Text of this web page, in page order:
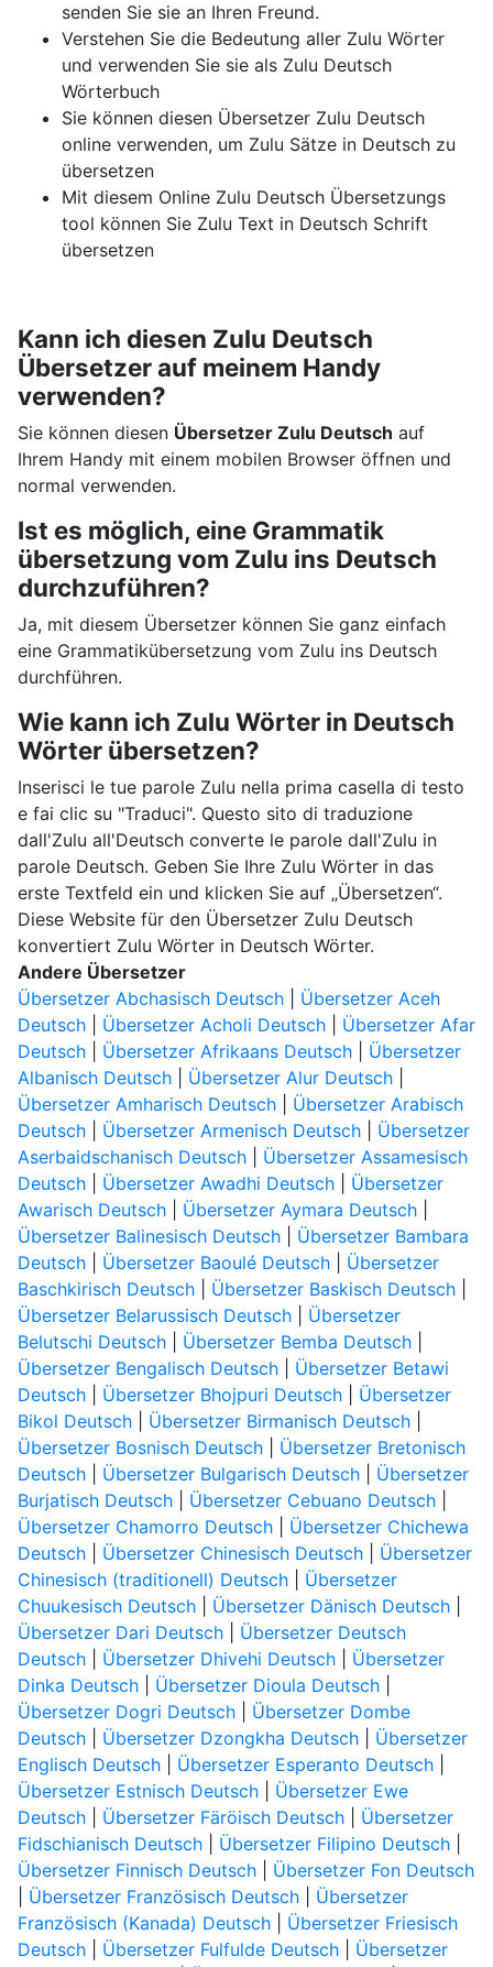
senden Sie sie an Ihren Freund.
Verstehen Sie die Bedeutung aller Zulu Wörter
und verwenden Sie sie als Zulu Deutsch
Wörterbuch
Sie können diesen Übersetzer Zulu Deutsch
online verwenden, um Zulu Sätze in Deutsch zu
übersetzen
Mit diesem Online Zulu Deutsch Übersetzungs
tool können Sie Zulu Text in Deutsch Schrift
übersetzen
Kann ich diesen Zulu Deutsch
Übersetzer auf meinem Handy
verwenden?
Sie können diesen Übersetzer Zulu Deutsch auf
Ihrem Handy mit einem mobilen Browser öffnen und
normal verwenden.
Ist es möglich, eine Grammatik
übersetzung vom Zulu ins Deutsch
durchzuführen?
Ja, mit diesem Übersetzer können Sie ganz einfach
eine Grammatikübersetzung vom Zulu ins Deutsch
durchführen.
Wie kann ich Zulu Wörter in Deutsch
Wörter übersetzen?
Inserisci le tue parole Zulu nella prima casella di testo
e fai clic su "Traduci". Questo sito di traduzione
dall'Zulu all'Deutsch converte le parole dall'Zulu in
parole Deutsch. Geben Sie Ihre Zulu Wörter in das
erste Textfeld ein und klicken Sie auf „Übersetzen“.
Diese Website für den Übersetzer Zulu Deutsch
konvertiert Zulu Wörter in Deutsch Wörter.
Andere Übersetzer
Übersetzer Abchasisch Deutsch| Übersetzer Aceh
Deutsch| Übersetzer Acholi Deutsch| Übersetzer Afar
Deutsch| Übersetzer Afrikaans Deutsch| Übersetzer
Albanisch Deutsch| Übersetzer Alur Deutsch|
Übersetzer Amharisch Deutsch| Übersetzer Arabisch
Deutsch| Übersetzer Armenisch Deutsch| Übersetzer
Aserbaidschanisch Deutsch| Übersetzer Assamesisch
Deutsch| Übersetzer Awadhi Deutsch| Übersetzer
Awarisch Deutsch| Übersetzer Aymara Deutsch|
Übersetzer Balinesisch Deutsch| Übersetzer Bambara
Deutsch| Übersetzer Baoulé Deutsch| Übersetzer
Baschkirisch Deutsch| Übersetzer Baskisch Deutsch|
Übersetzer Belarussisch Deutsch| Übersetzer
Belutschi Deutsch| Übersetzer Bemba Deutsch|
Übersetzer Bengalisch Deutsch| Übersetzer Betawi
Deutsch| Übersetzer Bhojpuri Deutsch| Übersetzer
Bikol Deutsch| Übersetzer Birmanisch Deutsch|
Übersetzer Bosnisch Deutsch| Übersetzer Bretonisch
Deutsch| Übersetzer Bulgarisch Deutsch| Übersetzer
Burjatisch Deutsch| Übersetzer Cebuano Deutsch|
Übersetzer Chamorro Deutsch| Übersetzer Chichewa
Deutsch| Übersetzer Chinesisch Deutsch| Übersetzer
Chinesisch (traditionell) Deutsch| Übersetzer
Chuukesisch Deutsch| Übersetzer Dänisch Deutsch|
Übersetzer Dari Deutsch| Übersetzer Deutsch
Deutsch| Übersetzer Dhivehi Deutsch| Übersetzer
Dinka Deutsch| Übersetzer Dioula Deutsch|
Übersetzer Dogri Deutsch| Übersetzer Dombe
Deutsch| Übersetzer Dzongkha Deutsch| Übersetzer
Englisch Deutsch| Übersetzer Esperanto Deutsch|
Übersetzer Estnisch Deutsch| Übersetzer Ewe
Deutsch| Übersetzer Färöisch Deutsch| Übersetzer
Fidschianisch Deutsch| Übersetzer Filipino Deutsch|
Übersetzer Finnisch Deutsch| Übersetzer Fon Deutsch
Übersetzer Französisch Deutsch| Übersetzer
Französisch (Kanada) Deutsch| Übersetzer Friesisch
Deutsch| Übersetzer Fulfulde Deutsch| Übersetzer